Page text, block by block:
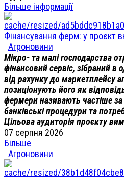
Більше інформації
Фінансування ферм: у проєкт
Агроновини
Мікро- та малі господарства
фінансовий сервіс, зібраний в
від рахунку до маркетплейсу
позиціонують його як
фермери називають частіше
банківські процедури та
Цільова аудиторія проєкту
07 серпня 2026
Більше
Агроновини